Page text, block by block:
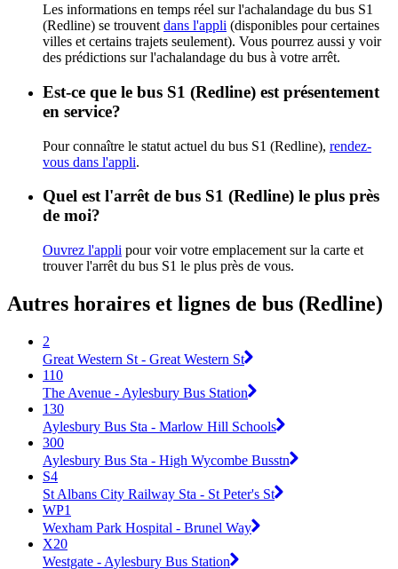
Les informations en temps réel sur l'achalandage du bus S1
(Redline) se trouvent dans l'appli (disponibles pour certaines
villes et certains trajets seulement). Vous pourrez aussi y voir
des prédictions sur l'achalandage du bus à votre arrêt.
Est-ce que le bus S1 (Redline) est présentement
en service?
Pour connaître le statut actuel du bus S1 (Redline), rendez-
vous dans l'appli.
Quel est l'arrêt de bus S1 (Redline) le plus près
de moi?
Ouvrez l'appli pour voir votre emplacement sur la carte et
trouver l'arrêt du bus S1 le plus près de vous.
Autres horaires et lignes de bus (Redline)
2
Great Western St - Great Western St
110
The Avenue - Aylesbury Bus Station
130
Aylesbury Bus Sta - Marlow Hill Schools
300
Aylesbury Bus Sta - High Wycombe Busstn
S4
St Albans City Railway Sta - St Peter's St
WP1
Wexham Park Hospital - Brunel Way
X20
Westgate - Aylesbury Bus Station